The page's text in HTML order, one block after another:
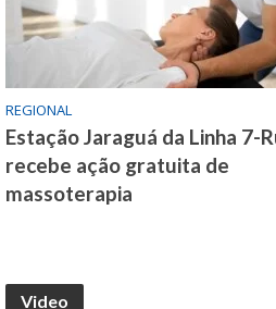
REGIONAL
Estação Jaraguá da Linha 7-
recebe ação gratuita de
massoterapia
Video